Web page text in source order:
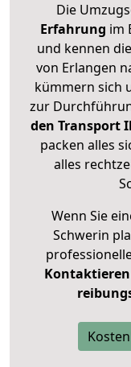
Die
Erfahrung im
und kennen
von Erlangen
kümmern sich
zur
den Transport
packen alles
alles
Wenn Sie
Schwerin